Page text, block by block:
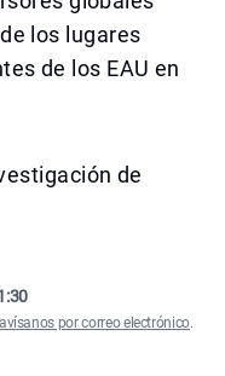
los lugares
de los EAU en
de
avísanos por correo electrónico.